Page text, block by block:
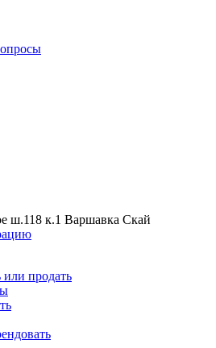
ш.118 к.1 Варшавка Скай
или продать